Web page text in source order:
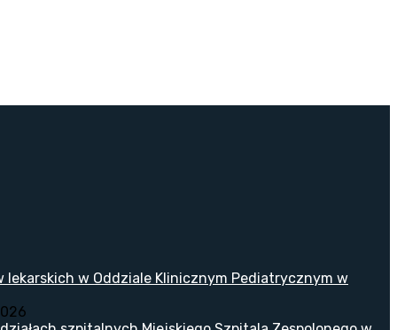
lekarskich w Oddziale Klinicznym Pediatrycznym w